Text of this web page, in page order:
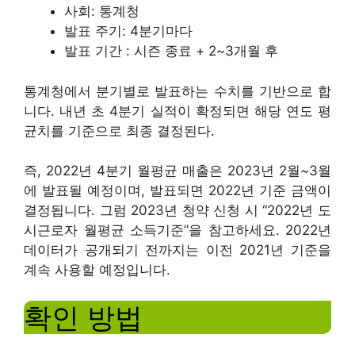
사회: 통계청
발표 주기: 4분기마다
발표 기간 : 시즌 종료 + 2~3개월 후
통계청에서 분기별로 발표하는 수치를 기반으로 합
니다. 내년 초 4분기 실적이 확정되면 해당 연도 평
균치를 기준으로 최종 결정된다.
즉, 2022년 4분기 월평균 매출은 2023년 2월~3월
에 발표될 예정이며, 발표되면 2022년 기준 금액이
결정됩니다. 그럼 2023년 청약 신청 시 “2022년 도
시근로자 월평균 소득기준”을 참고하세요. 2022년
데이터가 공개되기 전까지는 이전 2021년 기준을
계속 사용할 예정입니다.
확인 방법